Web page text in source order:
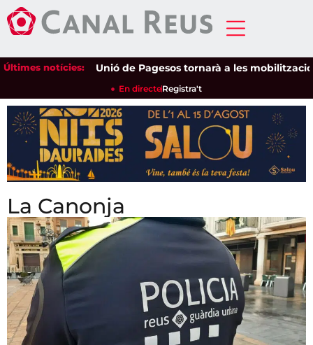
Últimes notícies:Unió de Pagesos tornarà a les mobilitzacions
En directeRegistra't
La Canonja